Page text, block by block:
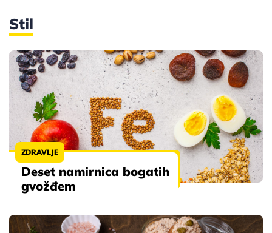
Stil
ZDRAVLJE
Deset namirnica bogatih
gvožđem